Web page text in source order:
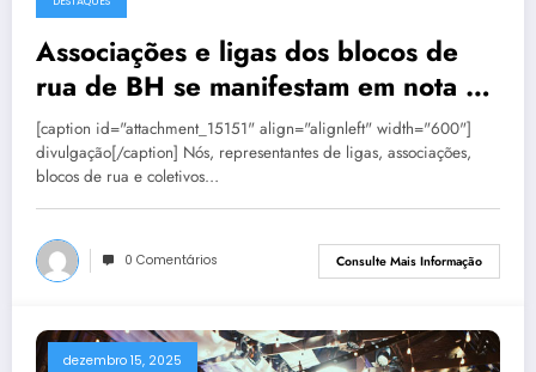
Associações e ligas dos blocos de
rua de BH se manifestam em nota de
repúdio
[caption id="attachment_15151" align="alignleft" width="600"]
divulgação[/caption] Nós, representantes de ligas, associações,
blocos de rua e coletivos…
0 Comentários Consulte Mais Informação
dezembro 15, 2025